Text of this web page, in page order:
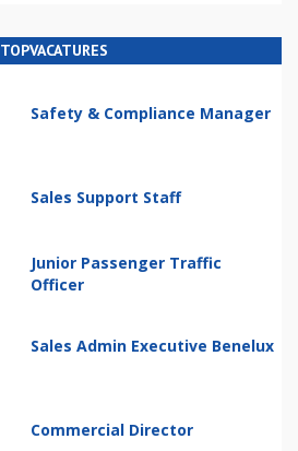
TOPVACATURES
Safety & Compliance Manager
Sales Support Staff
Junior Passenger Traffic
Officer
Sales Admin Executive Benelux
Commercial Director